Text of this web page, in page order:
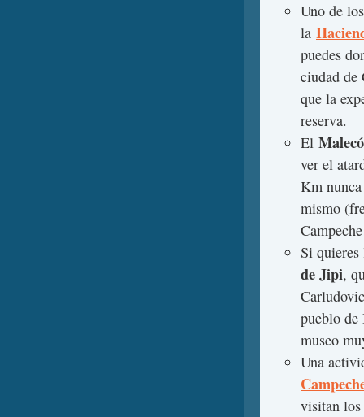
Uno de
la
puedes
ciudad de
que la
reserva.
El
ver el
Km
mismo
Si
de Jipi,
pueblo de
museo
Una
visitan los